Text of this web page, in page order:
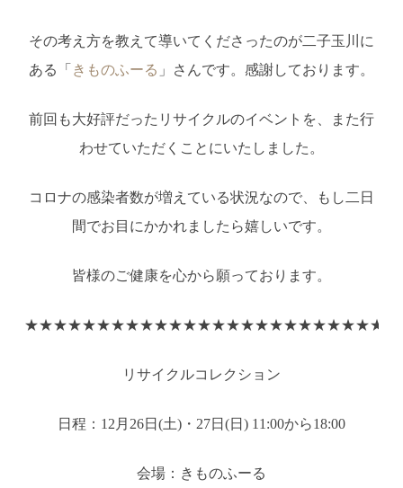
その考え方を教えて導いてくださったのが二子玉川に
ある「 きものふーる 」さんです。感謝しております。
前回も大好評だったリサイクルのイベントを、また行
わせていただくことにいたしました。
コロナの感染者数が増えている状況なので、もし二日
間でお目にかかれましたら嬉しいです。
皆様のご健康を心から願っております。
リサイクルコレクション
日程：12月26日(土)・27日(日) 11:00から18:00
会場：きものふーる